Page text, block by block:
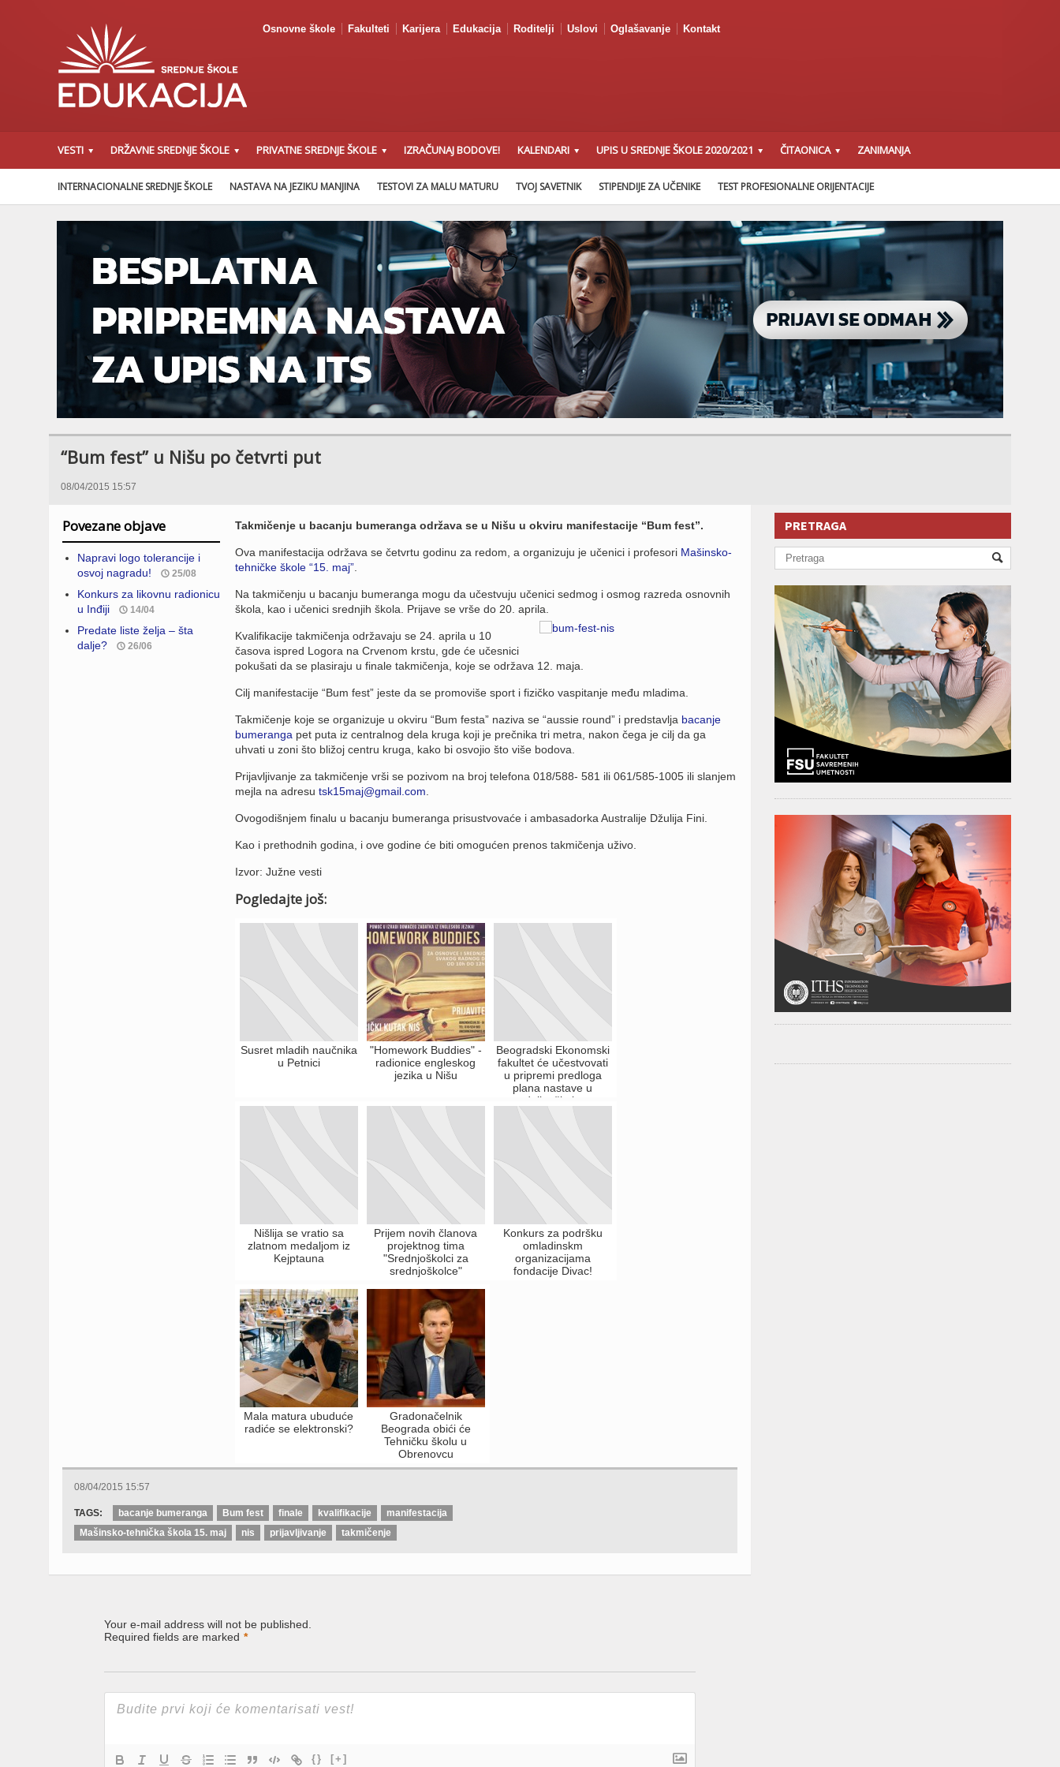
Osnovne škole Fakulteti Karijera Edukacija Roditelji Uslovi Oglašavanje Kontakt
VESTI DRŽAVNE SREDNJE ŠKOLE PRIVATNE SREDNJE ŠKOLE IZRAČUNAJ BODOVE! KALENDARI UPIS U SREDNJE ŠKOLE 2020/2021 ČITAONICA ZANIMANJA
INTERNACIONALNE SREDNJE ŠKOLE NASTAVA NA JEZIKU MANJINA TESTOVI ZA MALU MATURU TVOJ SAVETNIK STIPENDIJE ZA UČENIKE TEST PROFESIONALNE ORIJENTACIJE
“Bum fest” u Nišu po četvrti put
08/04/2015 15:57
Povezane objave
Napravi logo tolerancije i
osvoj nagradu!
25/08
Konkurs za likovnu radionicu
u Inđiji
14/04
Predate liste želja – šta
dalje?
26/06
Takmičenje u bacanju bumeranga održava se u Nišu u okviru manifestacije “Bum fest”.
Ova manifestacija održava se četvrtu godinu za redom, a organizuju je učenici i profesori Mašinsko-
tehničke škole “15. maj”.
Na takmičenju u bacanju bumeranga mogu da učestvuju učenici sedmog i osmog razreda osnovnih
škola, kao i učenici srednjih škola. Prijave se vrše do 20. aprila.
Kvalifikacije takmičenja održavaju se 24. aprila u 10
časova ispred Logora na Crvenom krstu, gde će učesnici
pokušati da se plasiraju u finale takmičenja, koje se održava 12. maja.
Cilj manifestacije “Bum fest” jeste da se promoviše sport i fizičko vaspitanje među mladima.
Takmičenje koje se organizuje u okviru “Bum festa” naziva se “aussie round” i predstavlja bacanje
bumeranga pet puta iz centralnog dela kruga koji je prečnika tri metra, nakon čega je cilj da ga
uhvati u zoni što bližoj centru kruga, kako bi osvojio što više bodova.
Prijavljivanje za takmičenje vrši se pozivom na broj telefona 018/588- 581 ili 061/585-1005 ili slanjem
mejla na adresu tsk15maj@gmail.com
Ovogodišnjem finalu u bacanju bumeranga prisustvovaće i ambasadorka Australije Džulija Fini.
Kao i prethodnih godina, i ove godine će biti omogućen prenos takmičenja uživo.
Izvor: Južne vesti
Pogledajte još:
Susret mladih naučnika
u Petnici
"Homework Buddies" -
radionice engleskog
jezika u Nišu
Beogradski Ekonomski
fakultet će učestvovati
u pripremi predloga
plana nastave u
srednjim školama
Nišlija se vratio sa
zlatnom medaljom iz
Kejptauna
Prijem novih članova
projektnog tima
"Srednjoškolci za
srednjoškolce"
Konkurs za podršku
omladinskm
organizacijama
fondacije Divac!
Mala matura ubuduće
radiće se elektronski?
Gradonačelnik
Beograda obići će
Tehničku školu u
Obrenovcu
08/04/2015 15:57
TAGS: bacanje bumeranga Bum fest finale kvalifikacije
manifestacija
Mašinsko-tehnička škola 15. maj
nis prijavljivanje takmičenje
Your e-mail address will not be published.
Required fields are marked *
{} [+]
PRETRAGA